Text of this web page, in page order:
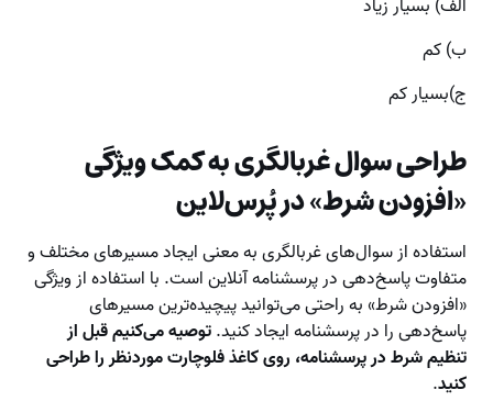
الف) بسیار زیاد
ب) کم
ج)بسیار کم
‌طراحی سوال غربالگری به کمک ویژگی
«افزودن شرط» در پُرس‌لاین
استفاده از سوال‌های غربالگری به معنی ایجاد مسیرهای مختلف و
متفاوت پاسخ‌دهی در پرسشنامه آنلاین است. با استفاده از ویژگی
«افزودن شرط» به راحتی می‌توانید پیچیده‌ترین مسیر‌های
پاسخ‌دهی را در پرسشنامه ایجاد کنید.توصیه می‌کنیم قبل از
تنظیم شرط در پرسشنامه، روی کاغذ فلوچارت مورد‌نظر را طراحی
کنید.